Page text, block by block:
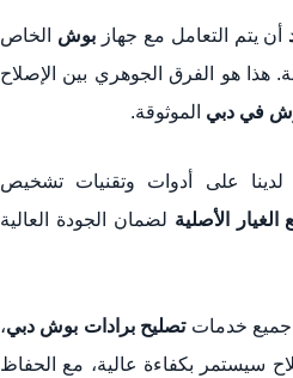
أن يتم التعامل مع جهازبوش الخاص
هذا هو الفرق الجوهري بين الإصلاح
في دبي الموثوقة.
لدينا على أدوات وتقنيات تشخيص
الأصلية لضمان الجودة العالية
جميع خدماتتصليح برادات بوش دبي،
سيستمر بكفاءة عالية، مع الحفاظ